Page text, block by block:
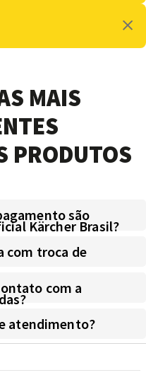
MAIS
PRODUTOS
são
Kärcher Brasil?
com troca de
com a
atendimento?